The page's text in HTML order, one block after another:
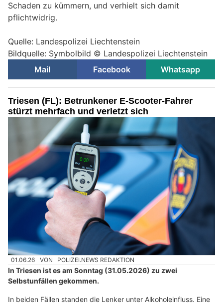
Schaden zu kümmern, und verhielt sich damit
pflichtwidrig.
Quelle: Landespolizei Liechtenstein
Bildquelle: Symbolbild © Landespolizei Liechtenstein
Mail
Facebook Whatsapp
Triesen (FL): Betrunkener E-Scooter-Fahrer
stürzt mehrfach und verletzt sich
01.06.26 VON POLIZEI.NEWS REDAKTION
In Triesen ist es am Sonntag (31.05.2026) zu zwei
Selbstunfällen gekommen.
In beiden Fällen standen die Lenker unter Alkoholeinfluss. Eine